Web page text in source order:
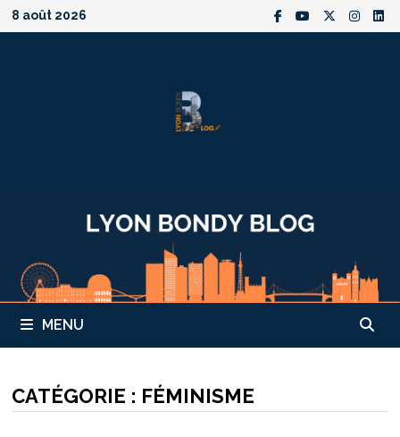
Passer
au
8 août 2026
MENU
CATÉGORIE : FÉMINISME